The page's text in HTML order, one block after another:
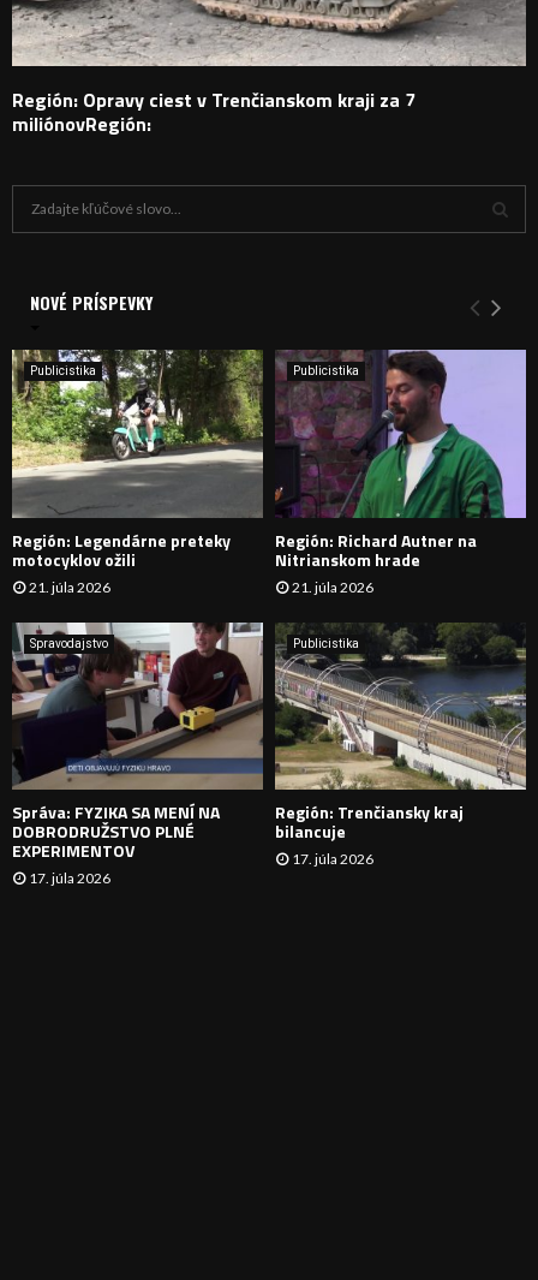
Región: Opravy ciest v Trenčianskom kraji za 7
miliónovRegión:
i
e
:
Y
H
D
A
N
I
E
NOVÉ PRÍSPEVKY
Publicistika
Región: Legendárne preteky
motocyklov ožili
21. júla 2026
Publicistika
Región: Richard Autner na
Nitrianskom hrade
21. júla 2026
Spravodajstvo
Správa: FYZIKA SA MENÍ NA
DOBRODRUŽSTVO PLNÉ
EXPERIMENTOV
17. júla 2026
Publicistika
Región: Trenčiansky kraj
bilancuje
17. júla 2026